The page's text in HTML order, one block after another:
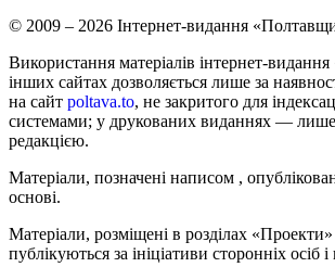
© 2009 – 2026 Інтернет-видання
Використання матеріалів інтернет-
інших сайтах дозволяється лише за
на сайт poltava.to, не закритого для
системами; у друкованих виданнях —
редакцією.
Матеріали, позначені написом ,
основі.
Матеріали, розміщені в розділах
публікуються за ініціативи сторонніх осіб